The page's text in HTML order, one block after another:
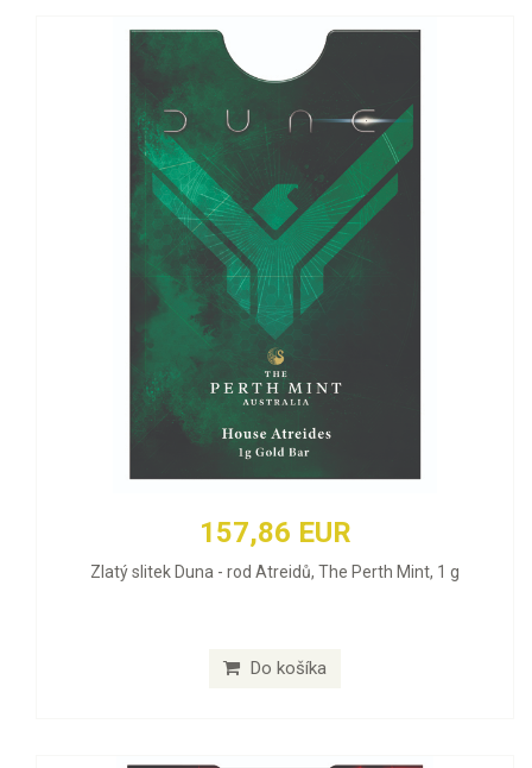
157,86 EUR
Zlatý slitek Duna - rod Atreidů, The Perth Mint, 1 g
Do košíka